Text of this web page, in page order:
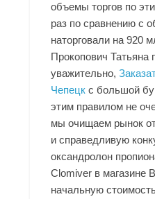
объемы торгов по
раз по сравнению с
наторговали на 920
Прокопович Татьяна
уважительно,
Чепецк с большой
этим правилом не
мы очищаем рынок
и справедливую
оксандролон
Clomiver в магазине
начальную